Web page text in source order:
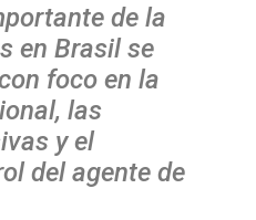
de la
en Brasil se
foco en la
las
y el
del agente de